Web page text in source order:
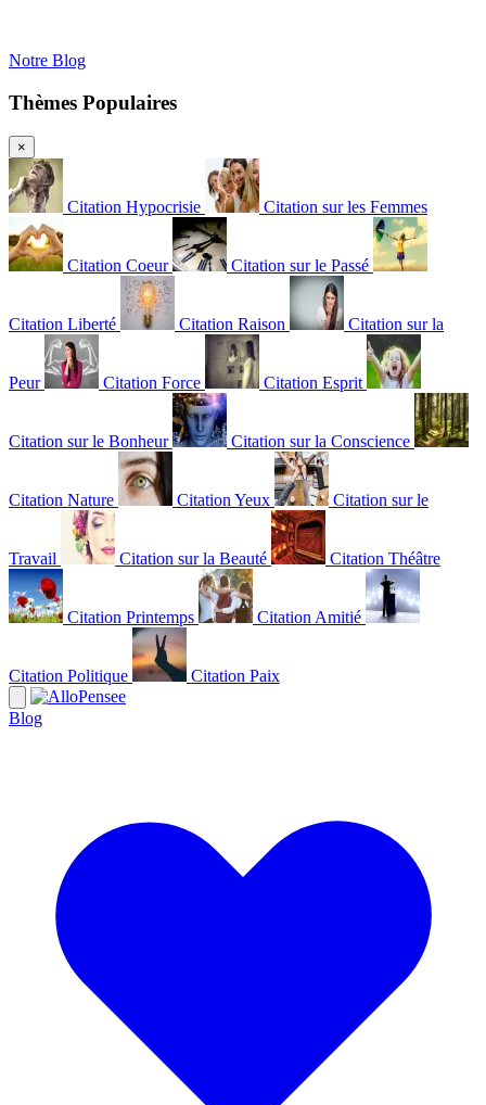
Notre Blog
Thèmes Populaires
×
Citation Hypocrisie Citation sur les Femmes
Citation Coeur Citation sur le Passé
Citation Liberté Citation Raison Citation sur la
Peur Citation Force Citation Esprit
Citation sur le Bonheur Citation sur la Conscience
Citation Nature Citation Yeux Citation sur le
Travail Citation sur la Beauté Citation Théâtre
Citation Printemps Citation Amitié
Citation Politique Citation Paix
Blog